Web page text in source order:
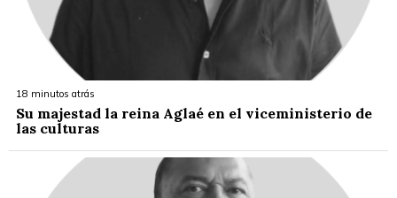
18 minutos atrás
Su majestad la reina Aglaé en el viceministerio de
las culturas